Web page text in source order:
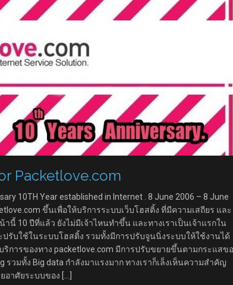
Packetlove.com
10TH Year established in Internet . 8 June 2006 – 8 June
ขึ้นเพื่อให้บริการระบบเว็บโฮสติ้ง ที่มีความเสถียร และ
นี้ 10 ปีที่แล้ว ยังไม่มีเจ้าไหนทำขึ้น และทางเราเป็นเจ้าแรกใน
ปรับใช้ในระบบโฮสติ้ง รวมทั้งมีการปรับจูนนิ่งระบบให้ใช้งานได้
การของทาง packetlove.com มีการปรับขยายขึ้นตามกระแสข
รวมทั้ง Big data กำลังมาแรงมาก ทางเราก็เล็งเห็นความสำคัญ
อาศัยระบบของ […]